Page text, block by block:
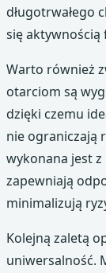
długotrwałego
się aktywnością
Warto również
otarciom są
dzięki czemu
nie ograniczają
wykonana jest
zapewniają
minimalizują
Kolejną zaletą
uniwersalność.